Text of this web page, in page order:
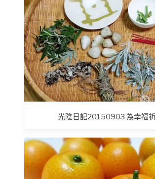
光陰日記20150903 為幸福